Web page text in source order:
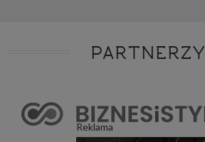
Reklama
PARTNERZY